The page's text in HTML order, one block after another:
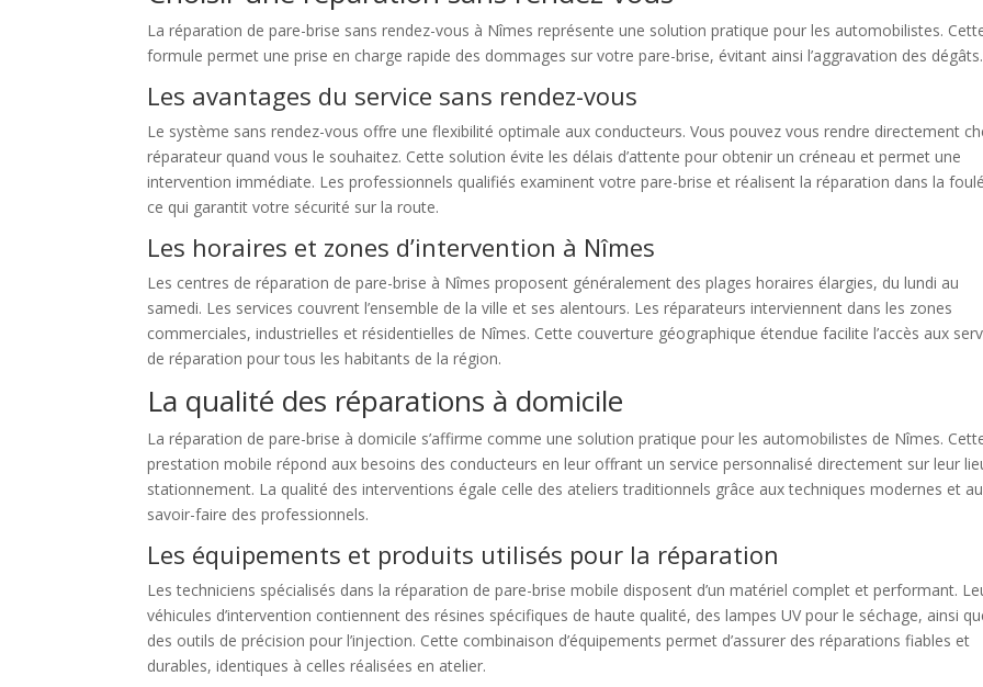
La réparation de pare-brise sans rendez-vous à Nîmes représente une solution pratique pour les automobilistes.
formule permet une prise en charge rapide des dommages sur votre pare-brise, évitant ainsi l’aggravation des dégâts.
Les avantages du service sans rendez-vous
Le système sans rendez-vous offre une flexibilité optimale aux conducteurs. Vous pouvez vous rendre directement
réparateur quand vous le souhaitez. Cette solution évite les délais d’attente pour obtenir un créneau et permet une
intervention immédiate. Les professionnels qualifiés examinent votre pare-brise et réalisent la réparation dans la
ce qui garantit votre sécurité sur la route.
Les horaires et zones d’intervention à Nîmes
Les centres de réparation de pare-brise à Nîmes proposent généralement des plages horaires élargies, du lundi au
samedi. Les services couvrent l’ensemble de la ville et ses alentours. Les réparateurs interviennent dans les zones
commerciales, industrielles et résidentielles de Nîmes. Cette couverture géographique étendue facilite l’accès aux
de réparation pour tous les habitants de la région.
La qualité des réparations à domicile
La réparation de pare-brise à domicile s’affirme comme une solution pratique pour les automobilistes de Nîmes.
prestation mobile répond aux besoins des conducteurs en leur offrant un service personnalisé directement sur leur
stationnement. La qualité des interventions égale celle des ateliers traditionnels grâce aux techniques modernes et au
savoir-faire des professionnels.
Les équipements et produits utilisés pour la réparation
Les techniciens spécialisés dans la réparation de pare-brise mobile disposent d’un matériel complet et performant.
véhicules d’intervention contiennent des résines spécifiques de haute qualité, des lampes UV pour le séchage, ainsi
des outils de précision pour l’injection. Cette combinaison d’équipements permet d’assurer des réparations fiables et
durables, identiques à celles réalisées en atelier.